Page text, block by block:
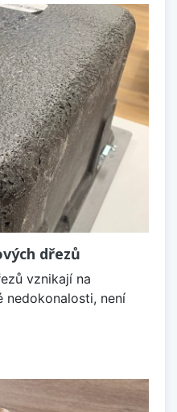
dřezů
vznikají na
nedokonalosti, není